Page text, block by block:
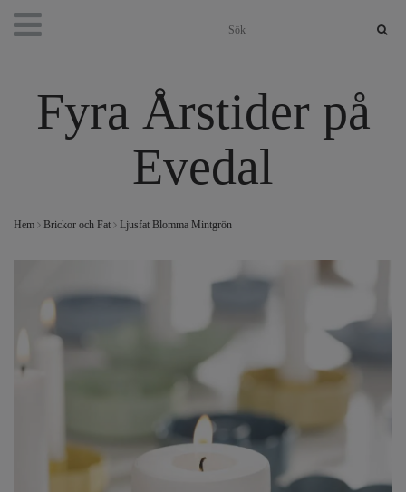
Fyra Årstider på
Evedal
Hem Brickor och Fat Ljusfat Blomma Mintgrön